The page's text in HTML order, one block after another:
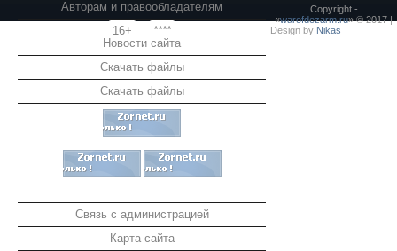
Авторам и правообладателям
16+
****
Новости сайта
Скачать файлы
Скачать файлы
Связь с администрацией
Карта сайта
Copyright -
«warofdezarm.ru» © 2017 |
Design by Nikas